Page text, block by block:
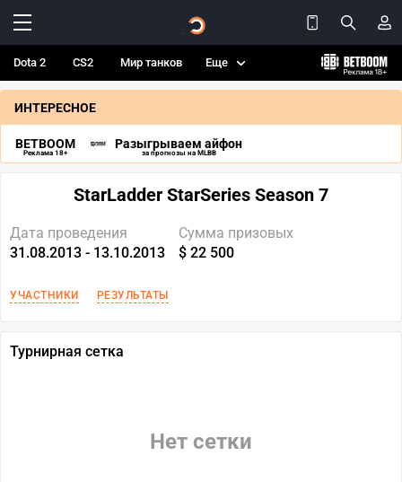
Dota 2 CS2 Мир танков Еще
ИНТЕРЕСНОЕ
BETBOOM
Реклама 18+
Разыгрываем айфон
за прогнозы на MLBB
StarLadder StarSeries Season 7
Дата проведения
31.08.2013 - 13.10.2013
Сумма призовых
$ 22 500
УЧАСТНИКИ РЕЗУЛЬТАТЫ
Турнирная сетка
Нет сетки